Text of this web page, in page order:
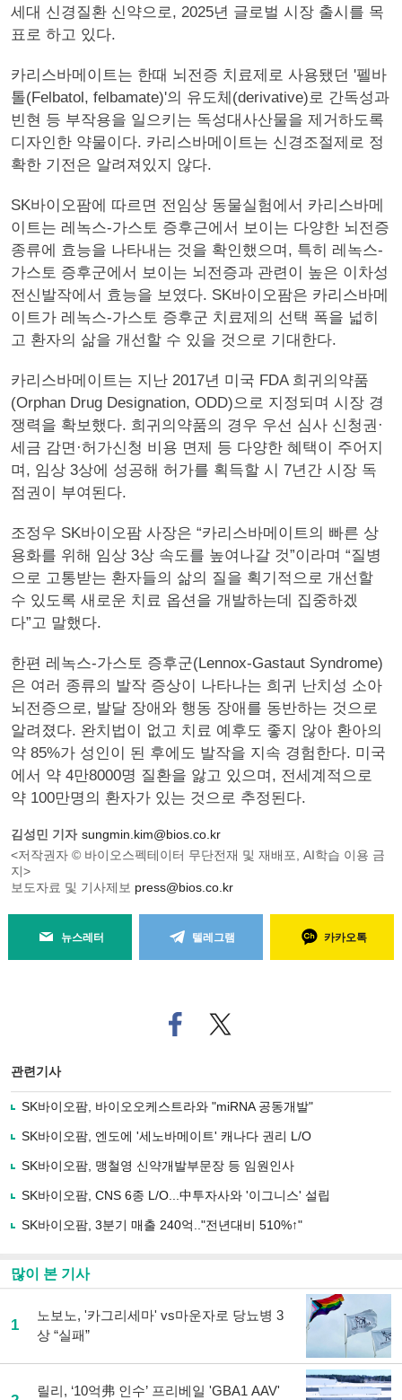
세대 신경질환 신약으로, 2025년 글로벌 시장 출시를 목
표로 하고 있다.
카리스바메이트는 한때 뇌전증 치료제로 사용됐던 '펠바
톨(Felbatol, felbamate)'의 유도체(derivative)로 간독성과
빈현 등 부작용을 일으키는 독성대사산물을 제거하도록
디자인한 약물이다. 카리스바메이트는 신경조절제로 정
확한 기전은 알려져있지 않다.
SK바이오팜에 따르면 전임상 동물실험에서 카리스바메
이트는 레녹스-가스토 증후근에서 보이는 다양한 뇌전증
종류에 효능을 나타내는 것을 확인했으며, 특히 레녹스-
가스토 증후군에서 보이는 뇌전증과 관련이 높은 이차성
전신발작에서 효능을 보였다. SK바이오팜은 카리스바메
이트가 레녹스-가스토 증후군 치료제의 선택 폭을 넓히
고 환자의 삶을 개선할 수 있을 것으로 기대한다.
카리스바메이트는 지난 2017년 미국 FDA 희귀의약품
(Orphan Drug Designation, ODD)으로 지정되며 시장 경
쟁력을 확보했다. 희귀의약품의 경우 우선 심사 신청권·
세금 감면·허가신청 비용 면제 등 다양한 혜택이 주어지
며, 임상 3상에 성공해 허가를 획득할 시 7년간 시장 독
점권이 부여된다.
조정우 SK바이오팜 사장은 “카리스바메이트의 빠른 상
용화를 위해 임상 3상 속도를 높여나갈 것”이라며 “질병
으로 고통받는 환자들의 삶의 질을 획기적으로 개선할
수 있도록 새로운 치료 옵션을 개발하는데 집중하겠
다”고 말했다.
한편 레녹스-가스토 증후군(Lennox-Gastaut Syndrome)
은 여러 종류의 발작 증상이 나타나는 희귀 난치성 소아
뇌전증으로, 발달 장애와 행동 장애를 동반하는 것으로
알려졌다. 완치법이 없고 치료 예후도 좋지 않아 환아의
약 85%가 성인이 된 후에도 발작을 지속 경험한다. 미국
에서 약 4만8000명 질환을 앓고 있으며, 전세계적으로
약 100만명의 환자가 있는 것으로 추정된다.
김성민 기자 sungmin.kim@bios.co.kr
<저작권자 © 바이오스펙테이터 무단전재 및 재배포, AI학습 이용 금
지>
보도자료 및 기사제보 press@bios.co.kr
뉴스레터 텔레그램 카카오톡
페
이
로
기
사
유
기
트위
터로
관련기사
SK바이오팜, 바이오오케스트라와 "miRNA 공동개발"
SK바이오팜, 엔도에 '세노바메이트' 캐나다 권리 L/O
SK바이오팜, 맹철영 신약개발부문장 등 임원인사
SK바이오팜, CNS 6종 L/O...中투자사와 '이그니스' 설립
SK바이오팜, 3분기 매출 240억.."전년대비 510%↑"
많이 본 기사
1
노보노, '카그리세마' vs마운자로 당뇨병 3
상 “실패”
릴리, ‘10억弗 인수’ 프리베일 'GBA1 AAV'